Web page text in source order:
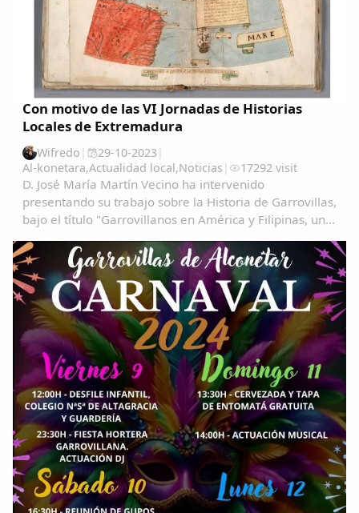
Con motivo de las VI Jornadas de Historias
Locales de Extremadura
Wifredo | 29-10-2023|
Al-konetara,Actualidad local,Noticias | 17292 visit
D. José María Martín Vecino ha intervenido
presentando su trabajo sobre la Historia de Garrovillas,
bajo el título "Garrovillanos en América y Filipinas, una
aproximación cartográfica" Garrovillanos-en-
AmeÃ&#140;&#129;rica-y-Filipinas-una...